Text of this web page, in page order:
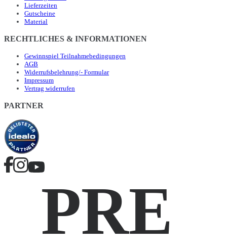
Lieferzeiten
Gutscheine
Material
RECHTLICHES & INFORMATIONEN
Gewinnspiel Teilnahmebedingungen
AGB
Widerrufsbelehrung/- Formular
Impressum
Vertrag widerrufen
PARTNER